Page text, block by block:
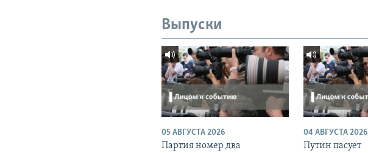
Выпуски
05 АВГУСТА 2026
Партия номер два
04 АВГУСТА 2026
Путин пасует